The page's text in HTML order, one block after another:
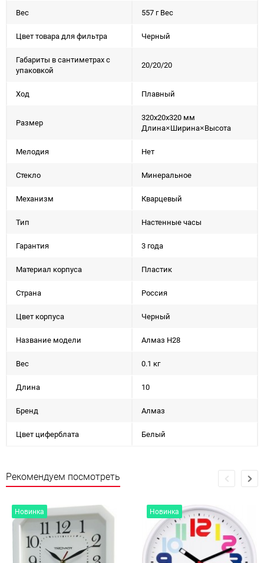
Вес 557 г Вес
Цвет товара для фильтра Черный
Габариты в сантиметрах с
упаковкой
20/20/20
Ход Плавный
Размер
320x20x320 мм
Длина×Ширина×Высота
Мелодия Нет
Стекло Минеральное
Механизм Кварцевый
Тип Настенные часы
Гарантия 3 года
Материал корпуса Пластик
Страна Россия
Цвет корпуса Черный
Название модели Алмаз Н28
Вес 0.1 кг
Длина 10
Бренд Алмаз
Цвет циферблата Белый
Рекомендуем посмотреть
Новинка Новинка